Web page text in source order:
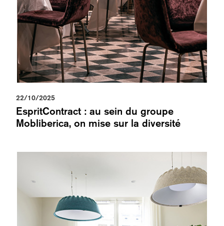
22/10/2025
EspritContract : au sein du groupe
Mobliberica, on mise sur la diversité